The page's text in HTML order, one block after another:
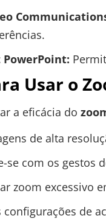
Usar o
a eficácia do
de alta
se com os gestos
zoom excessivo
configurações de